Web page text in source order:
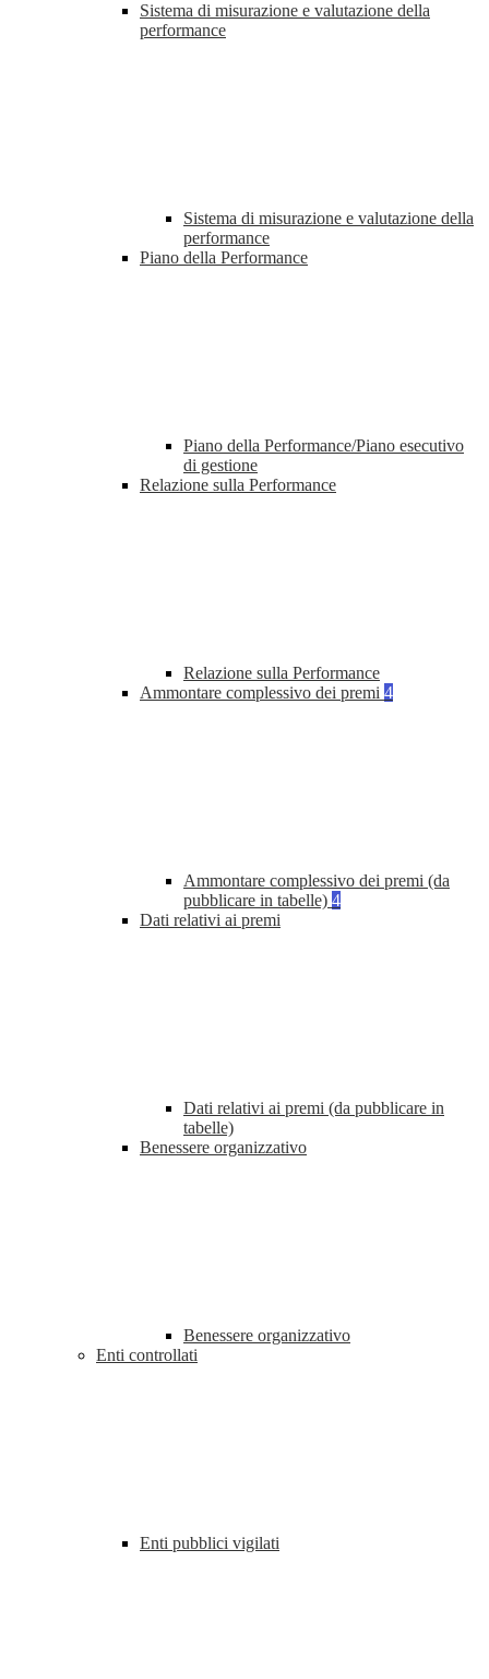
Sistema di misurazione e valutazione della
performance
Sistema di misurazione e valutazione della
performance
Piano della Performance
Piano della Performance/Piano esecutivo
di gestione
Relazione sulla Performance
Relazione sulla Performance
Ammontare complessivo dei premi 4
Ammontare complessivo dei premi (da
pubblicare in tabelle) 4
Dati relativi ai premi
Dati relativi ai premi (da pubblicare in
tabelle)
Benessere organizzativo
Benessere organizzativo
Enti controllati
Enti pubblici vigilati